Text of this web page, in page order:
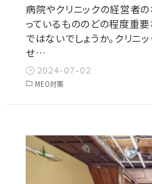
病院やクリニックの経営者
っているもののどの程度重
ではないでしょうか。クリ
せ…
2024-07-02
MEO対策